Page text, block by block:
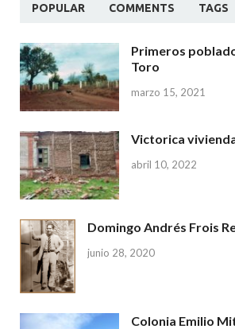
POPULAR COMMENTS TAGS
Primeros
Toro
marzo 15, 2021
Victorica
abril 10, 2022
Domingo Andrés Frois
junio 28, 2020
Colonia Emilio